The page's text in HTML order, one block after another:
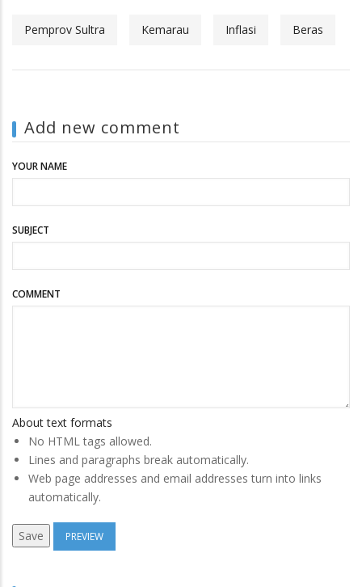
Pemprov Sultra Kemarau Inflasi Beras
Add new comment
YOUR NAME
SUBJECT
COMMENT
About text formats
No HTML tags allowed.
Lines and paragraphs break automatically.
Web page addresses and email addresses turn into links
automatically.